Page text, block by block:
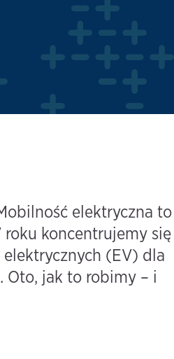
elektryczna to
koncentrujemy się
(EV) dla
Oto, jak to robimy – i